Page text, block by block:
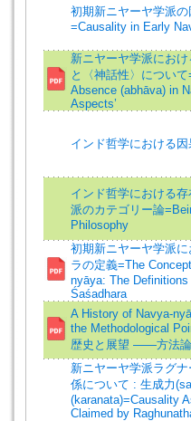
初期新ニヤーヤ学派
=Causality in Early
新ニヤーヤ学派にお
と〈神話性〉につい
Absence (abhāva) in
Aspects’
インド哲学における
インド哲学における
派のカテゴリー論
Philosophy
初期新ニヤーヤ学派
ラの定義=The
nyāya: The
Śaśadhara
A History of Navya-
the Methodological
歴史と展望 ――方法
新ニヤーヤ学派ラグ
係について : 生成力
(karanata)=Causality
Claimed by